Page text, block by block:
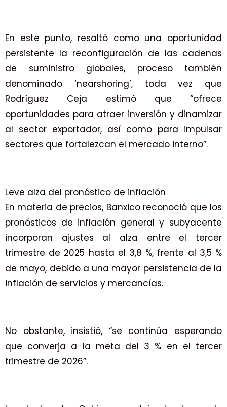
En este punto, resaltó como una oportunidad
persistente la reconfiguración de las cadenas
de suministro globales, proceso también
denominado ‘nearshoring’, toda vez que
Rodríguez Ceja estimó que “ofrece
oportunidades para atraer inversión y dinamizar
al sector exportador, así como para impulsar
sectores que fortalezcan el mercado interno”.
Leve alza del pronóstico de inflación
En materia de precios, Banxico reconoció que los
pronósticos de inflación general y subyacente
incorporan ajustes al alza entre el tercer
trimestre de 2025 hasta el 3,8 %, frente al 3,5 %
de mayo, debido a una mayor persistencia de la
inflación de servicios y mercancías.
No obstante, insistió, “se continúa esperando
que converja a la meta del 3 % en el tercer
trimestre de 2026”.